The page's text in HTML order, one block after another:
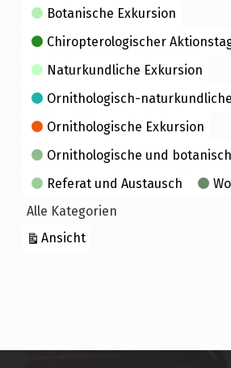
Kategorien
Botanische Exkursion
Chiropterologischer
Naturkundliche Exkursion
Ornithologisch-
Ornithologische Exkursion
Ornithologische und
Referat und Austausch
Alle Kategorien
Ansichtausdrucken